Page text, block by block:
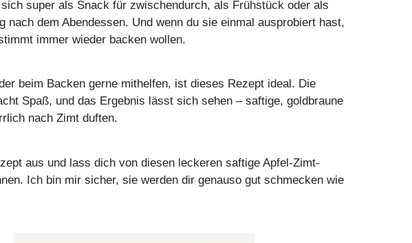
super als Snack für zwischendurch, als Frühstück oder als
nach dem Abendessen. Und wenn du sie einmal ausprobiert hast,
immer wieder backen wollen.
beim Backen gerne mithelfen, ist dieses Rezept ideal. Die
Spaß, und das Ergebnis lässt sich sehen – saftige, goldbraune
nach Zimt duften.
aus und lass dich von diesen leckeren saftige Apfel-Zimt-
Ich bin mir sicher, sie werden dir genauso gut schmecken wie